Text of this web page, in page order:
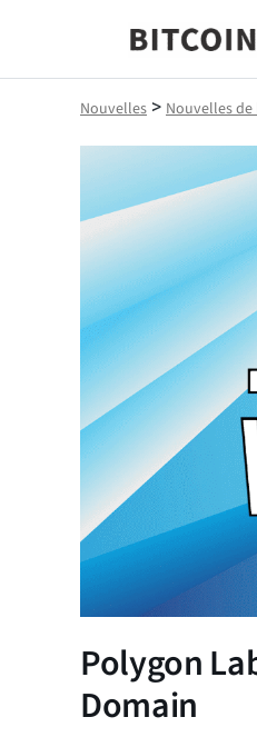
Bitcoin Sagesse
Nouvelles > Nouvelles de
Polygon
Domain